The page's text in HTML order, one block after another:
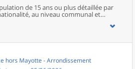
de 15 ans ou plus détaillée par
au niveau communal et
hors Mayotte.
hors Mayotte - Arrondissement